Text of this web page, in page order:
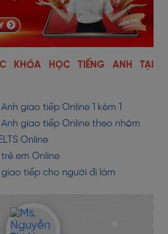
KHÓA HỌC TIẾNG ANH TẠI
giao tiếp Online 1 kèm 1
giao tiếp Online theo nhóm
Online
em Online
giao tiếp cho người đi làm